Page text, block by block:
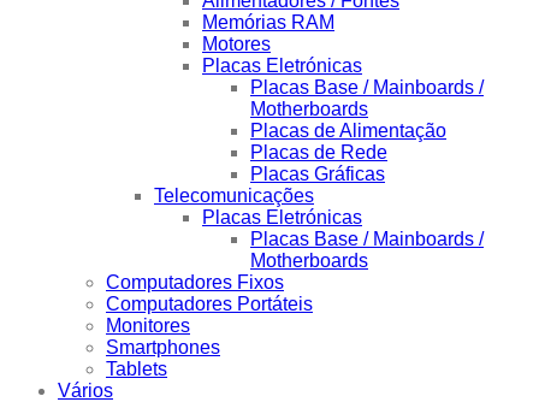
Memórias RAM
Motores
Placas Eletrónicas
Placas Base / Mainboards /
Motherboards
Placas de Alimentação
Placas de Rede
Placas Gráficas
Telecomunicações
Placas Eletrónicas
Placas Base / Mainboards /
Motherboards
Computadores Fixos
Computadores Portáteis
Monitores
Smartphones
Tablets
Vários